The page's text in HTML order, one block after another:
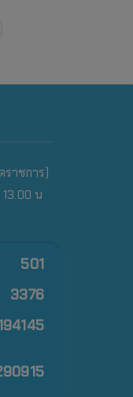
าชการ)
13.00 น
501
3376